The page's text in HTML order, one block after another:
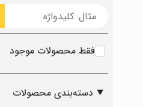
فقط محصولات موجود
دسته‌بندی محصولات